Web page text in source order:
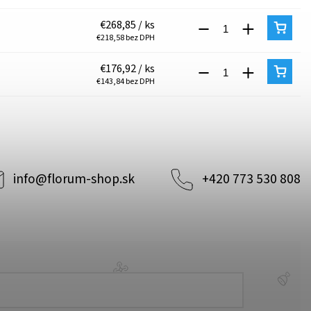
€268,85 / ks
€218,58 bez DPH
€176,92/ ks
€143,84 bez DPH
info@florum-shop.sk +420 773 530 808